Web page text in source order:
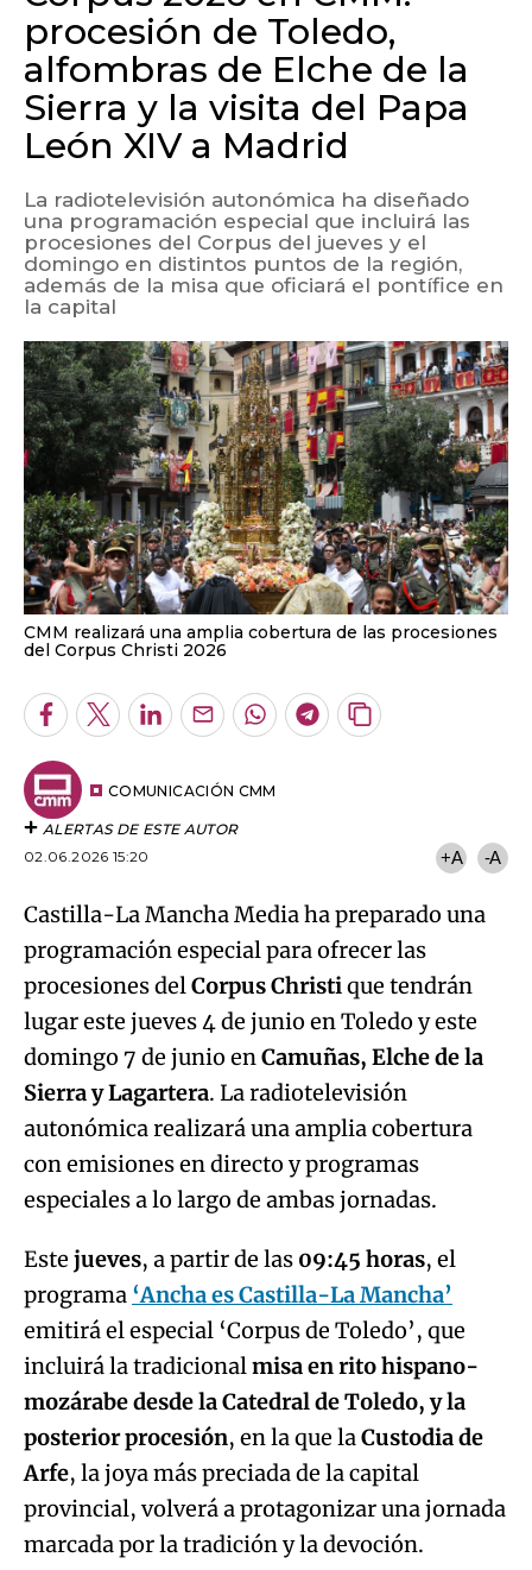
procesión de Toledo,
alfombras de Elche de la
Sierra y la visita del Papa
León XIV a Madrid
La radiotelevisión autonómica ha diseñado
una programación especial que incluirá las
procesiones del Corpus del jueves y el
domingo en distintos puntos de la región,
además de la misa que oficiará el pontífice en
la capital
CMM realizará una amplia cobertura de las procesiones
del Corpus Christi 2026
Facebook
TwitterLinkedInEnviarWhatsapp
Telegram
Copiar
COMUNICACIÓN CMM
ALERTAS DE ESTE AUTOR
02.06.2026 15:20
+A -A
Castilla-La Mancha Media ha preparado una
programación especial para ofrecer las
procesiones delCorpus Christique tendrán
lugar este jueves 4 de junio en Toledo y este
domingo 7 de junio enCamuñas, Elche de la
Sierra y Lagartera. La radiotelevisión
autonómica realizará una amplia cobertura
con emisiones en directo y programas
especiales a lo largo de ambas jornadas.
Este jueves, a partir de las 09:45 horas, el
programa ‘Ancha es Castilla-La Mancha’
emitirá el especial ‘Corpus de Toledo’, que
incluirá la tradicionalmisa en rito hispano-
mozárabe desde la Catedral de Toledo, y la
posterior procesión, en la que laCustodia de
Arfe, la joya más preciada de la capital
provincial, volverá a protagonizar una jornada
marcada por la tradición y la devoción.